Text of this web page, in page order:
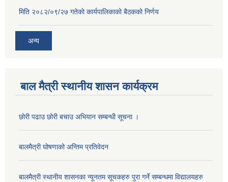
मिति २०८२/०९/२७ गतेकाे कार्यपालिकाको बैठकको निर्णय
अन्य
बाल मैत्री स्थानीय शासन कार्यक्रम
छोरी पढाउ छोरी बचाउ अभियान सम्बन्धी सूचना ।
बालमैत्री घोषणाको अन्तिम प्रतिवेदन
बालमैत्री स्थानीय शासनका न्यूनतम सूचकहरु पुरा गर्ने सम्बन्धमा विद्यालयहरु